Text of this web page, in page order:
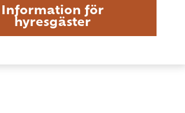
Information för
hyresgäster